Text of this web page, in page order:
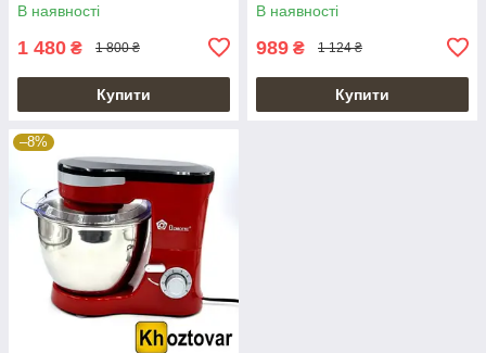
В наявності
1 480 ₴ 1 800 ₴
Купити
В наявності
989 ₴ 1 124 ₴
Купити
–8%